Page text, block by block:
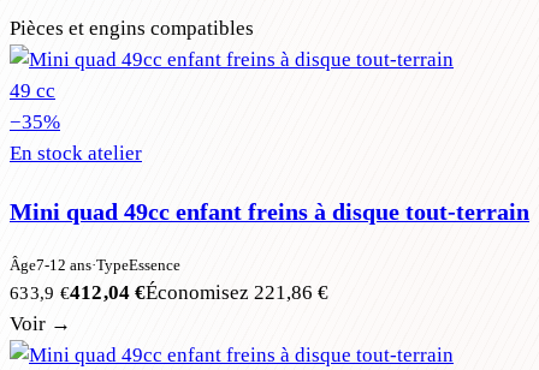
Pièces et engins compatibles
49 cc
−35%
En stock atelier
Mini quad 49cc enfant freins à disque tout-terrain
Âge7-12 ans·TypeEssence
633,9 €412,04 €Économisez221,86 €
Voir →